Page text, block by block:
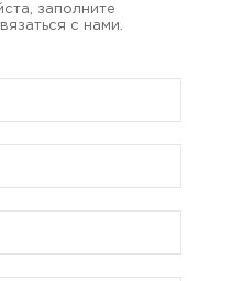
заполните
с нами.